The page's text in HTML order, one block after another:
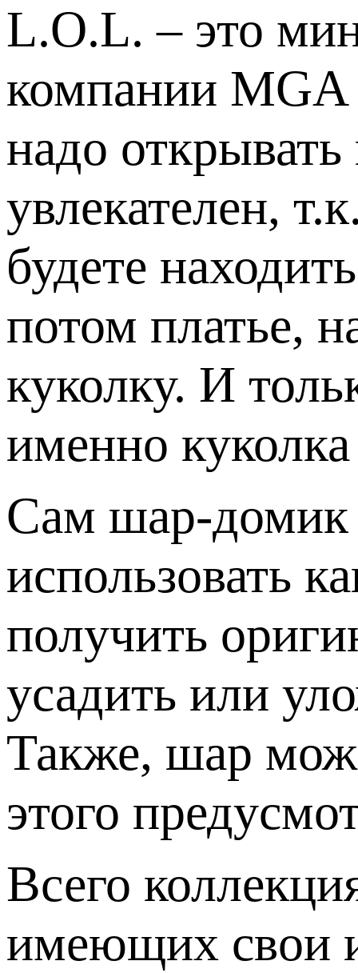
L.O.L. – это
компании
надо
увлекателен,
будете
потом платье,
куколку. И
именно
Сам шар-домик
использовать
получить
усадить или
Также, шар
этого
Всего
имеющих свои